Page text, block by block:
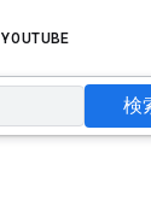
YOUTUBE
検